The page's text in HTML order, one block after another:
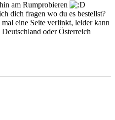
am Rumprobieren
dich fragen wo du es bestellst?
eine Seite verlinkt, leider kann
oder Österreich